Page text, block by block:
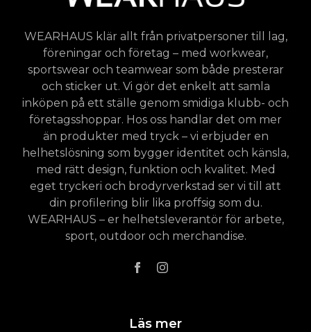
WEARHAUS klär allt från privatpersoner till lag,
föreningar och företag – med workwear,
sportswear och teamwear som både presterar
och sticker ut. Vi gör det enkelt att samla
inköpen på ett ställe genom smidiga klubb- och
företagsshoppar. Hos oss handlar det om mer
än produkter med tryck – vi erbjuder en
helhetslösning som bygger identitet och känsla,
med rätt design, funktion och kvalitet. Med
eget tryckeri och brodyrverkstad ser vi till att
din profilering blir lika proffsig som du.
WEARHAUS – er helhetsleverantör för arbete,
sport, outdoor och merchandise.
Läs mer